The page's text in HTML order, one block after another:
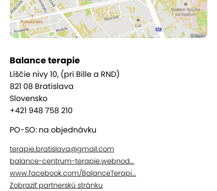
Balance terapie
Líščie nivy 10, (pri Bille a RND)
821 08 Bratislava
Slovensko
+421 948 758 210
PO-SO: na objednávku
terapie.bratislava@gmail.com
balance-centrum-terapie.webnod...
www.facebook.com/BalanceTerapi...
Zobraziť partnerskú stránku